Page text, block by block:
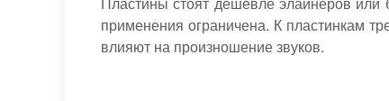
применения ограничена. К пластинкам
влияют на произношение звуков.